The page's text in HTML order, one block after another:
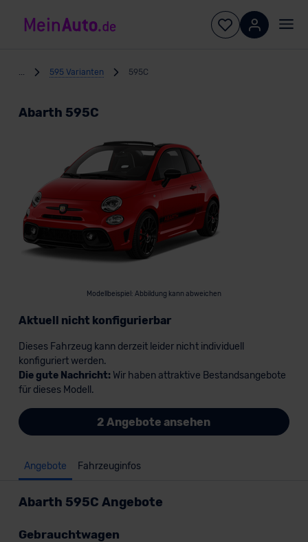
595 Varianten 595C
Abarth 595C
Modellbeispiel: Abbildung kann abweichen
Aktuell nicht konfigurierbar
Dieses Fahrzeug kann derzeit leider nicht individuell
konfiguriert werden.
Die gute Nachricht: Wir haben attraktive Bestandsangebote
für dieses Modell.
2 Angebote ansehen
Angebote Fahrzeuginfos
Abarth 595C Angebote
Gebrauchtwagen